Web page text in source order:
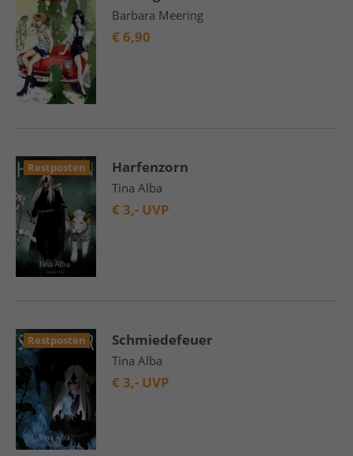
Barbara Meering
€ 6,90
Restposten Harfenzorn
Tina Alba
€ 3,- UVP
Restposten Schmiedefeuer
Tina Alba
€ 3,- UVP